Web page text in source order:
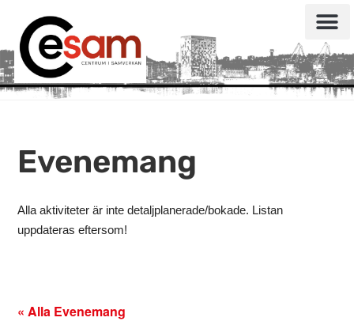
Evenemang
Alla aktiviteter är inte detaljplanerade/bokade. Listan
uppdateras eftersom!
« Alla Evenemang